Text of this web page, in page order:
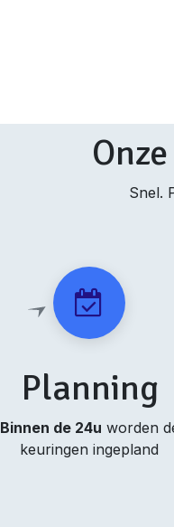
Snel.
Planning
Binnen de 24u worden
keuringen ingepland